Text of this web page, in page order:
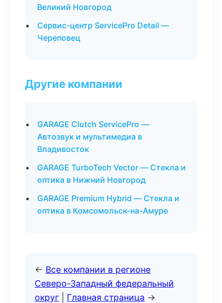
Великий Новгород
Сервис-центр ServicePro Detail —
Череповец
Другие компании
GARAGE Clutch ServicePro —
Автозвук и мультимедиа в
Владивосток
GARAGE TurboTech Vector — Стекла и
оптика в Нижний Новгород
GARAGE Premium Hybrid — Стекла и
оптика в Комсомольск-на-Амуре
← Все компании в регионе
Северо-Западный федеральный
округ
Главная страница →